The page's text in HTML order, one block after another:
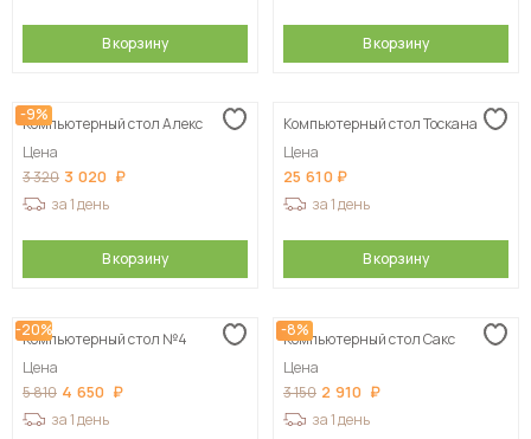
В корзину В корзину
-9%
Компьютерный стол Алекс
Цена
3 320 3 020
за 1 день
В корзину
Компьютерный стол Тоскана
Цена
25 610
за 1 день
В корзину
-20%
Компьютерный стол №4
Цена
5 810 4 650
за 1 день
-8%
Компьютерный стол Сакс
Цена
3 150 2 910
за 1 день